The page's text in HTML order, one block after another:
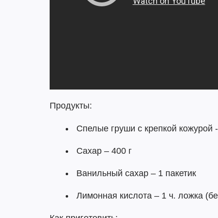
Продукты:
Спелые груши с крепкой кожурой -
Сахар – 400 г
Ванильный сахар – 1 пакетик
Лимонная кислота – 1 ч. ложка